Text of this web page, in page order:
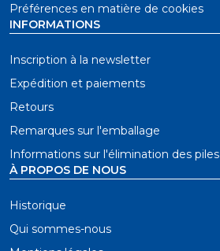
Préférences en matière de cookies
INFORMATIONS
Inscription à la newsletter
Expédition et paiements
Retours
Remarques sur l'emballage
Informations sur l'élimination des piles
À PROPOS DE NOUS
Historique
Qui sommes-nous